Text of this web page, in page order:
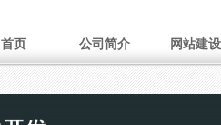
首页 公司简介 网站建设